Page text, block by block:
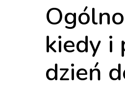
kiedy i
dzień